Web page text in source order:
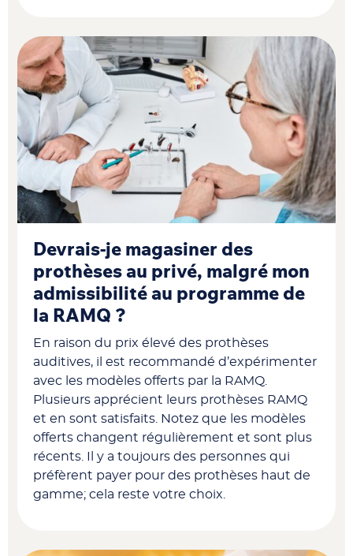
Devrais-je magasiner des
prothèses au privé, malgré mon
admissibilité au programme de
la RAMQ ?
En raison du prix élevé des prothèses
auditives, il est recommandé d’expérimenter
avec les modèles offerts par la RAMQ.
Plusieurs apprécient leurs prothèses RAMQ
et en sont satisfaits. Notez que les modèles
offerts changent régulièrement et sont plus
récents. Il y a toujours des personnes qui
préfèrent payer pour des prothèses haut de
gamme; cela reste votre choix.